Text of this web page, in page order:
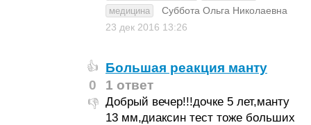
медицина
Суббота Ольга Николаевна
23 дек 2016 13:26
👍
0
👎
Большая реакция манту
1 ответ
Добрый вечер!!!дочке 5 лет,манту
13 мм,диаксин тест тоже больших